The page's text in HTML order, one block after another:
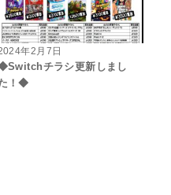
年2月7日
チラシ更新しまし
！◆